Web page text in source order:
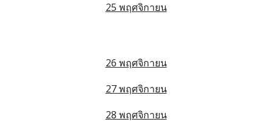
25 พฤศจิกายน
26 พฤศจิกายน
27 พฤศจิกายน
28 พฤศจิกายน